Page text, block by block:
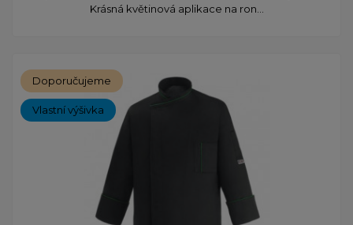
Krásná květinová aplikace na ron...
Doporučujeme
Vlastní výšivka